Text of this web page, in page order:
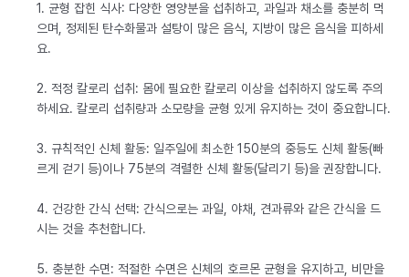
1. 균형 잡힌 식사: 다양한 영양분을 섭취하고, 과일과 채소를 충분히 먹
으며, 정제된 탄수화물과 설탕이 많은 음식, 지방이 많은 음식을 피하세
요.
2. 적정 칼로리 섭취: 몸에 필요한 칼로리 이상을 섭취하지 않도록 주의
하세요. 칼로리 섭취량과 소모량을 균형 있게 유지하는 것이 중요합니다.
3. 규칙적인 신체 활동: 일주일에 최소한 150분의 중등도 신체 활동(빠
르게 걷기 등)이나 75분의 격렬한 신체 활동(달리기 등)을 권장합니다.
4. 건강한 간식 선택: 간식으로는 과일, 야채, 견과류와 같은 간식을 드
시는 것을 추천합니다.
5. 충분한 수면: 적절한 수면은 신체의 호르몬 균형을 유지하고, 비만을